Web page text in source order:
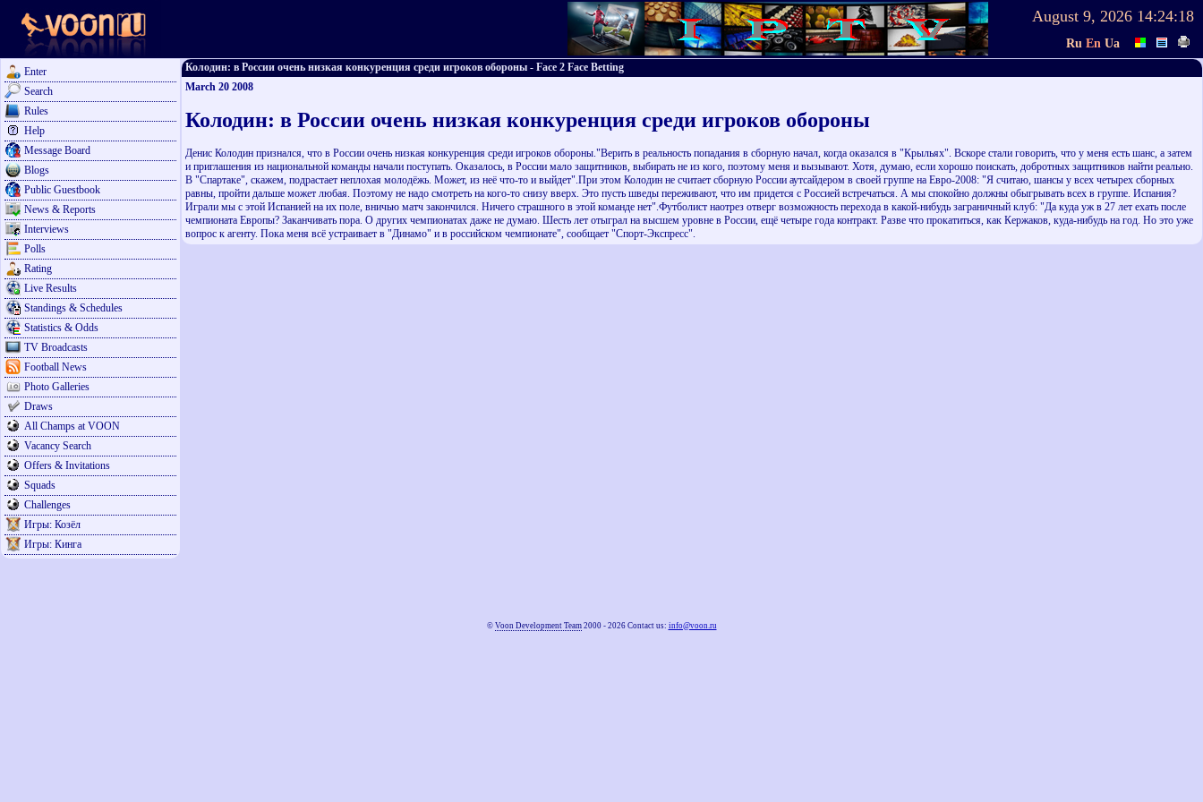
August 9, 2026 14:24:18
Ru En Ua
Enter
Search
Rules
Help
Message Board
Blogs
Public Guestbook
News & Reports
Interviews
Polls
Rating
Live Results
Standings & Schedules
Statistics & Odds
TV Broadcasts
Football News
Photo Galleries
Draws
All Champs at VOON
Vacancy Search
Offers & Invitations
Squads
Challenges
Игры: Козёл
Игры: Кинга
Колодин: в России очень низкая конкуренция среди игроков обороны - Face 2 Face Betting
March 20 2008
Колодин: в России очень низкая конкуренция среди игроков обороны
Денис Колодин признался, что в России очень низкая конкуренция среди игроков обороны."Верить в реальность попадания в сборную начал, когда оказался в "Крыльях". Вскоре стали говорить, что у меня есть шанс, а затем
и приглашения из национальной команды начали поступать. Оказалось, в России мало защитников, выбирать не из кого, поэтому меня и вызывают. Хотя, думаю, если хорошо поискать, добротных защитников найти реально.
В "Спартаке", скажем, подрастает неплохая молодёжь. Может, из неё что-то и выйдет".При этом Колодин не считает сборную России аутсайдером в своей группе на Евро-2008: "Я считаю, шансы у всех четырех сборных
равны, пройти дальше может любая. Поэтому не надо смотреть на кого-то снизу вверх. Это пусть шведы переживают, что им придется с Россией встречаться. А мы спокойно должны обыгрывать всех в группе. Испания?
Играли мы с этой Испанией на их поле, вничью матч закончился. Ничего страшного в этой команде нет".Футболист наотрез отверг возможность перехода в какой-нибудь заграничный клуб: "Да куда уж в 27 лет ехать после
чемпионата Европы? Заканчивать пора. О других чемпионатах даже не думаю. Шесть лет отыграл на высшем уровне в России, ещё четыре года контракт. Разве что прокатиться, как Кержаков, куда-нибудь на год. Но это уже
вопрос к агенту. Пока меня всё устраивает в "Динамо" и в российском чемпионате", сообщает "Спорт-Экспресс".
© Voon Development Team2000 - 2026 Contact us: info@voon.ru